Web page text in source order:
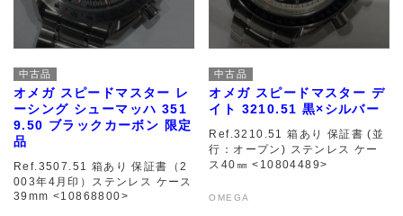
中古品
オメガ スピードマスター レ
ーシング シューマッハ 351
9.50 ブラックカーボン 限定
品
Ref.3507.51 箱あり 保証書（2
003年4月印）ステンレス ケース
39mm <10868800>
中古品
オメガ スピードマスター デ
イト 3210.51 黒×シルバー
Ref.3210.51 箱あり 保証書 (並
行：オープン) ステンレス ケー
ス40㎜ <10804489>
OMEGA